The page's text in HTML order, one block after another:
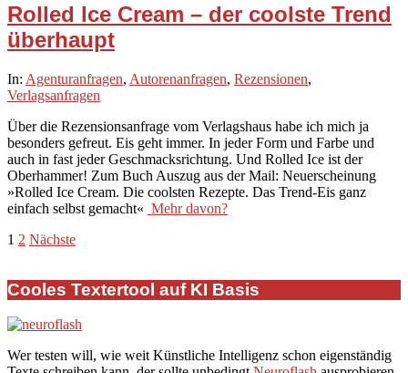
Rolled Ice Cream – der coolste Trend
überhaupt
2020-
07-
In: Agenturanfragen, Autorenanfragen, Rezensionen,
Verlagsanfragen
Über die Rezensionsanfrage vom Verlagshaus habe ich mich ja
besonders gefreut. Eis geht immer. In jeder Form und Farbe und
auch in fast jeder Geschmacksrichtung. Und Rolled Ice ist der
Oberhammer! Zum Buch Auszug aus der Mail: Neuerscheinung
»Rolled Ice Cream. Die coolsten Rezepte. Das Trend-Eis ganz
einfach selbst gemacht« Mehr davon?
Seitennummerierung
Beiträge
1 2 Nächste
Cooles Textertool auf KI Basis
Wer testen will, wie weit Künstliche Intelligenz schon eigenständig